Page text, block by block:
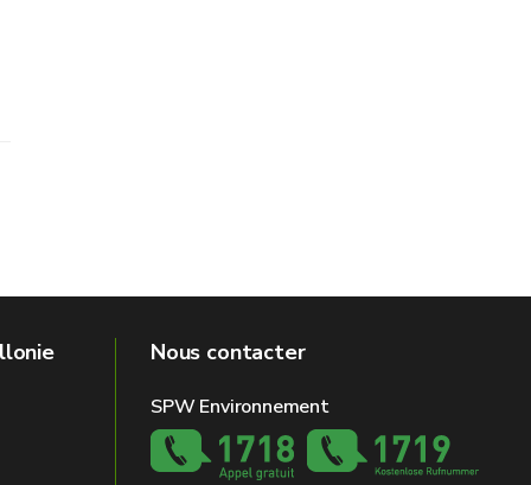
Nous contacter
SPW Environnement